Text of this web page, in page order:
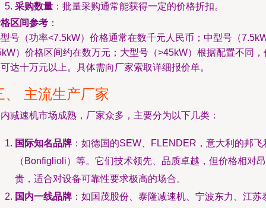
采购数量 ：批量采购通常能获得一定的价格折扣。
区间参考 ：
号（功率<7.5kW）价格通常在数千元人民币；中型号（
）价格区间约在数万元；大型号（>45kW）根据配置不同，
达十万元以上。具体需向厂家索取详细报价单。
、 主流生产厂家
减速机市场成熟，厂家众多，主要分为以下几类：
国际知名品牌 ：如德国的SEW、FLENDER，意大利的邦飞
（Bonfiglioli）等。它们技术领先、品质卓越，但价格相对昂
贵，适合对设备可靠性要求极高的场合。
国内一线品牌 ：如国茂股份、泰隆减速机、宁波东力、江苏